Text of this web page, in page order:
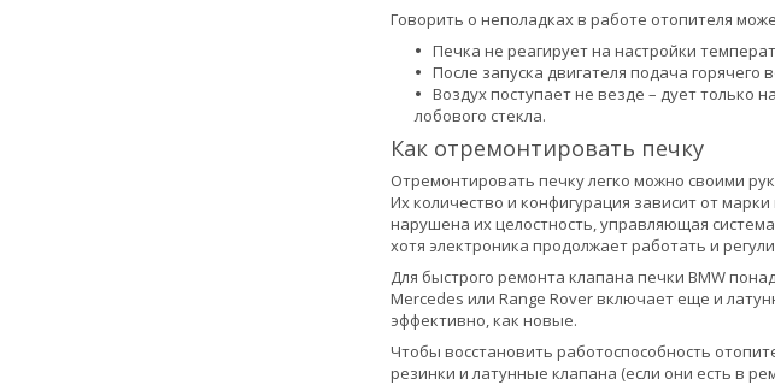
Говорить о неполадках в работе отопителя
Печка не реагирует на настройки
После запуска двигателя подача
Воздух поступает не везде – дует только
лобового стекла.
Как отремонтировать печку
Отремонтировать печку легко можно своими
Их количество и конфигурация зависит от
нарушена их целостность, управляющая
хотя электроника продолжает работать и
Для быстрого ремонта клапана печки BMW
Mercedes или Range Rover включает еще и
эффективно, как новые.
Чтобы восстановить работоспособность
резинки и латунные клапана (если они есть в